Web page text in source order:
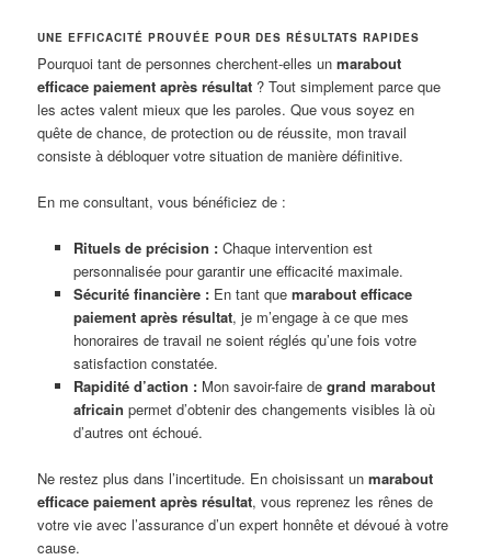
UNE EFFICACITÉ PROUVÉE POUR DES RÉSULTATS RAPIDES
Pourquoi tant de personnes cherchent-elles unmarabout
efficace paiement après résultat ? Tout simplement parce que
les actes valent mieux que les paroles. Que vous soyez en
quête de chance, de protection ou de réussite, mon travail
consiste à débloquer votre situation de manière définitive.
En me consultant, vous bénéficiez de :
Rituels de précision :Chaque intervention est
personnalisée pour garantir une efficacité maximale.
Sécurité financière :En tant que marabout efficace
paiement après résultat, je m’engage à ce que mes
honoraires de travail ne soient réglés qu’une fois votre
satisfaction constatée.
Rapidité d’action :Mon savoir-faire de grand marabout
africain permet d’obtenir des changements visibles là où
d’autres ont échoué.
Ne restez plus dans l’incertitude. En choisissant unmarabout
efficace paiement après résultat, vous reprenez les rênes de
votre vie avec l’assurance d’un expert honnête et dévoué à votre
cause.